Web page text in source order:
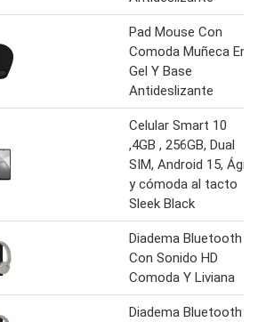
Pad Mouse Con
Comoda Muñeca En
Gel Y Base
Antideslizante
Celular Smart 10
,4GB , 256GB, Dual
SIM, Android 15, Ágil
y cómoda al tacto
Sleek Black
Diadema Bluetooth
Con Sonido HD
Comoda Y Liviana
Diadema Bluetooth